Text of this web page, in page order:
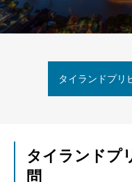
タイランドプリ
タイランドプ
問